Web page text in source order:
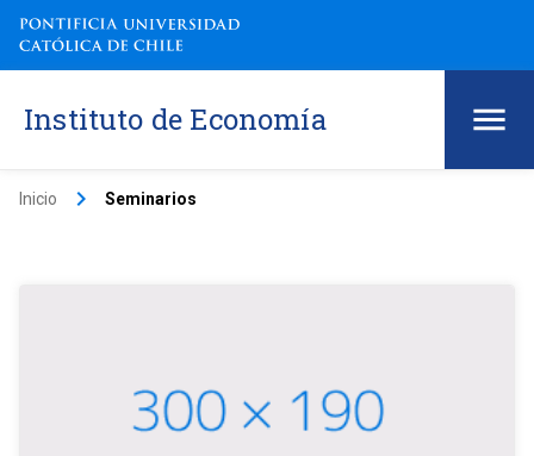
Instituto de Economía
Inicio keyboard_arrow_right Seminarios